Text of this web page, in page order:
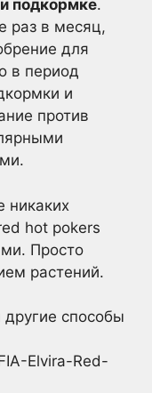
подкормке.
раз в месяц,
для
в период
и
против
никаких
hot pokers
Просто
растений.
Elvira-Red-